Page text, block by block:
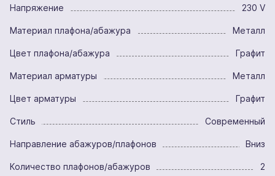
Напряжение 230 V
Материал плафона/абажура Металл
Цвет плафона/абажура Графит
Материал арматуры Металл
Цвет арматуры Графит
Стиль Современный
Направление абажуров/плафонов Вниз
Количество плафонов/абажуров 2